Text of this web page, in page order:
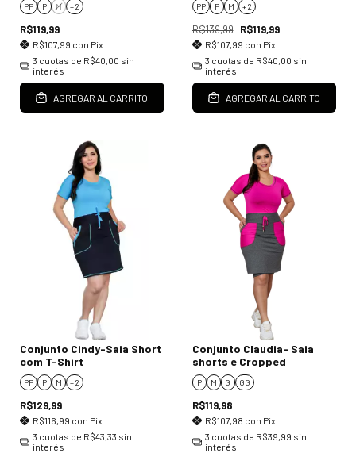
PP P M + 2
R$119,99
R$107,99 con Pix
3 cuotas de R$40,00 sin
interés
AGREGAR AL CARRITO
PP P M + 2
R$139,99 R$119,99
R$107,99 con Pix
3 cuotas de R$40,00 sin
interés
AGREGAR AL CARRITO
Conjunto Cindy-Saia Short
com T-Shirt
PP P M + 2
R$129,99
R$116,99 con Pix
3 cuotas de R$43,33 sin
interés
Conjunto Claudia- Saia
shorts e Cropped
P M G GG
R$119,98
R$107,98 con Pix
3 cuotas de R$39,99 sin
interés